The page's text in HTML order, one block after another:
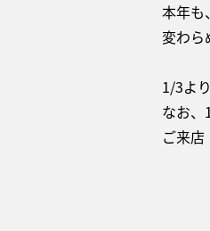
本年も
変わら
1/3よ
なお、
ご来店